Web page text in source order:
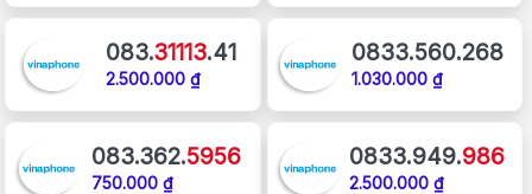
083.31113.41
2.500.000 ₫
0833.560.268
1.030.000 ₫
083.362.5956
750.000 ₫
0833.949.986
2.500.000 ₫